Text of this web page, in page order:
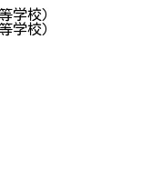
学校）
学校）